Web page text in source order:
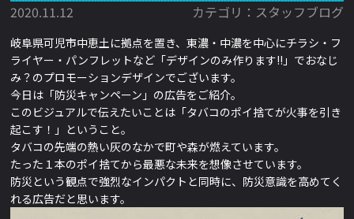
2020.11.12
カテゴリ：スタッフブログ
岐阜県可児市中恵土に拠点を置き、東濃・中濃を中心にチラシ・フ
ライヤー・パンフレットなど「デザインのみ作ります!!」でおなじ
み？のプロモーションデザインでございます。
今日は「防災キャンペーン 」の広告をご紹介。
このビジュアルで伝えたいことは「タバコのポイ捨てが火事を引き
起こす！ 」ということ。
タバコの先端の熱い灰のなかで町や森が燃えています。
たった１本のポイ捨てから最悪な未来を想像させています。
防災という観点で強烈なインパクトと同時に、防災意識を高めてく
れる広告だと思います。